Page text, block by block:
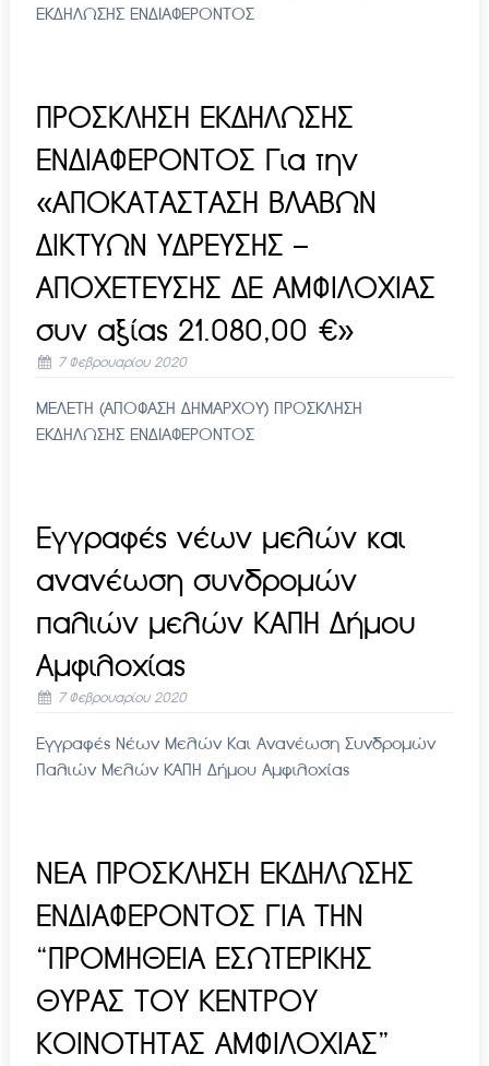
ΕΚΔΗΛΩΣΗΣ ΕΝΔΙΑΦΕΡΟΝΤΟΣ
ΠΡΟΣΚΛΗΣΗ ΕΚΔΗΛΩΣΗΣ
ΕΝΔΙΑΦΕΡΟΝΤΟΣ Για την
«ΑΠΟΚΑΤΑΣΤΑΣΗ ΒΛΑΒΩΝ
ΔΙΚΤΥΩΝ ΥΔΡΕΥΣΗΣ –
ΑΠΟΧΕΤΕΥΣΗΣ ΔΕ ΑΜΦΙΛΟΧΙΑΣ
συν αξίας 21.080,00 €»
7 Φεβρουαρίου 2020
ΜΕΛΕΤΗ (ΑΠΟΦΑΣΗ ΔΗΜΑΡΧΟΥ) ΠΡΟΣΚΛΗΣΗ
ΕΚΔΗΛΩΣΗΣ ΕΝΔΙΑΦΕΡΟΝΤΟΣ
Εγγραφές νέων μελών και
ανανέωση συνδρομών
παλιών μελών ΚΑΠΗ Δήμου
Αμφιλοχίας
7 Φεβρουαρίου 2020
Εγγραφές Νέων Μελών Και Ανανέωση Συνδρομών
Παλιών Μελών ΚΑΠΗ Δήμου Αμφιλοχίας
ΝΕΑ ΠΡΟΣΚΛΗΣΗ ΕΚΔΗΛΩΣΗΣ
ΕΝΔΙΑΦΕΡΟΝΤΟΣ ΓΙΑ ΤΗΝ
“ΠΡΟΜΗΘΕΙΑ ΕΣΩΤΕΡΙΚΗΣ
ΘΥΡΑΣ ΤΟΥ ΚΕΝΤΡΟΥ
ΚΟΙΝΟΤΗΤΑΣ ΑΜΦΙΛΟΧΙΑΣ”